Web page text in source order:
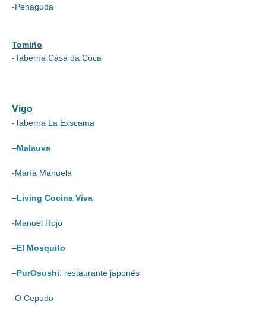
-Penaguda
Tomiño
-Taberna Casa da Coca
Vigo
-Taberna La Exscama
–Malauva
-María Manuela
–Living Cocina Viva
-Manuel Rojo
–El Mosquito
–PurOsushi: restaurante japonés
-O Cepudo